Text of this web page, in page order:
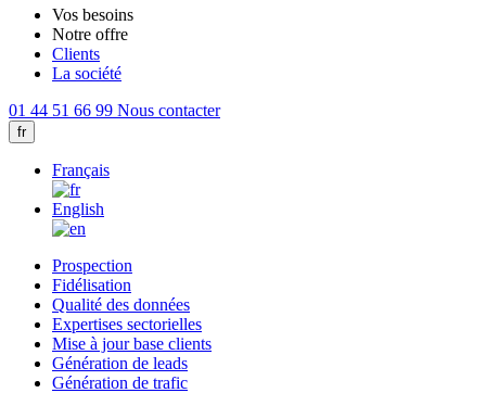
Vos besoins
Notre offre
Clients
La société
01 44 51 66 99 Nous contacter
fr
Français
English
Prospection
Fidélisation
Qualité des données
Expertises sectorielles
Mise à jour base clients
Génération de leads
Génération de trafic